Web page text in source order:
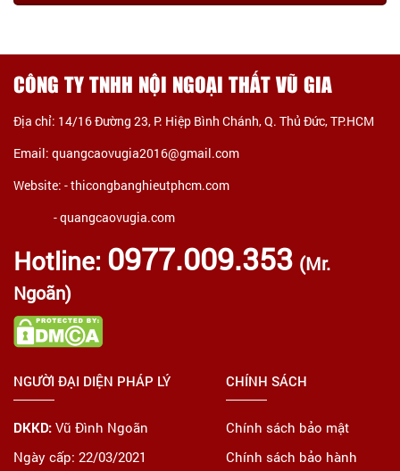
CÔNG TY TNHH NỘI NGOẠI THẤT VŨ GIA
Địa chỉ: 14/16 Đường 23, P. Hiệp Bình Chánh, Q. Thủ Đức, TP.HCM
Email: quangcaovugia2016@gmail.com
Website: -thicongbanghieutphcm.com
- quangcaovugia.com
Hotline: 0977.009.353 (Mr.
Ngoãn)
NGƯỜI ĐẠI DIỆN PHÁP LÝ
DKKD: Vũ Đình Ngoãn
Ngày cấp: 22/03/2021
CHÍNH SÁCH
Chính sách bảo mật
Chính sách bảo hành